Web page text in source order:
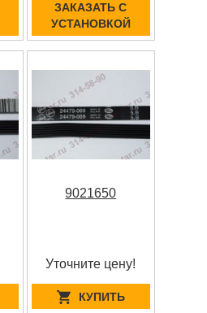
ЗАКАЗАТЬ С
УСТАНОВКОЙ
9021650
Уточните цену!
КУПИТЬ